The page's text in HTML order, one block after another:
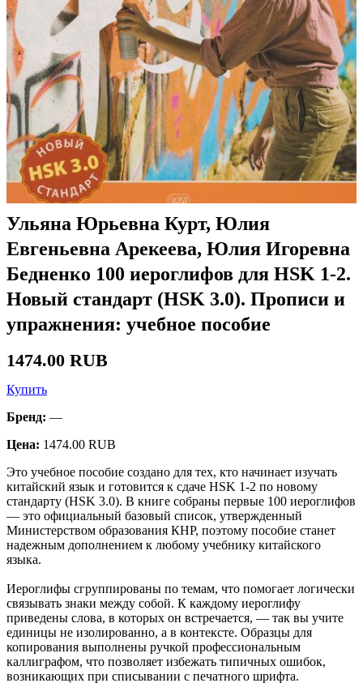
Ульяна Юрьевна Курт, Юлия
Евгеньевна Арекеева, Юлия Игоревна
Бедненко 100 иероглифов для HSK 1-2.
Новый стандарт (HSK 3.0). Прописи и
упражнения: учебное пособие
1474.00 RUB
Купить
Бренд: —
Цена: 1474.00 RUB
Это учебное пособие создано для тех, кто начинает изучать
китайский язык и готовится к сдаче HSK 1-2 по новому
стандарту (HSK 3.0). В книге собраны первые 100 иероглифов
— это официальный базовый список, утвержденный
Министерством образования КНР, поэтому пособие станет
надежным дополнением к любому учебнику китайского
языка.
Иероглифы сгруппированы по темам, что помогает логически
связывать знаки между собой. К каждому иероглифу
приведены слова, в которых он встречается, — так вы учите
единицы не изолированно, а в контексте. Образцы для
копирования выполнены ручкой профессиональным
каллиграфом, что позволяет избежать типичных ошибок,
возникающих при списывании с печатного шрифта.